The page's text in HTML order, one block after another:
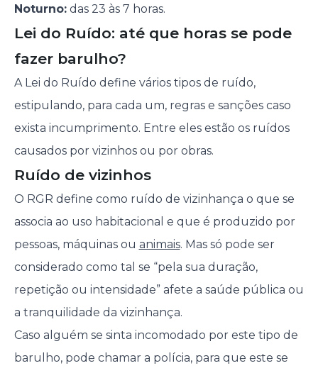
Noturno:das 23 às 7 horas.
Lei do Ruído: até que horas se pode
fazer barulho?
A Lei do Ruído define vários tipos de ruído,
estipulando, para cada um, regras e sanções caso
exista incumprimento. Entre eles estão os ruídos
causados por vizinhos ou por obras.
Ruído de vizinhos
O RGR define como ruído de vizinhança o que se
associa ao uso habitacional e que é produzido por
pessoas, máquinas ou animais. Mas só pode ser
considerado como tal se “pela sua duração,
repetição ou intensidade” afete a saúde pública ou
a tranquilidade da vizinhança.
Caso alguém se sinta incomodado por este tipo de
barulho, pode chamar a polícia, para que este se